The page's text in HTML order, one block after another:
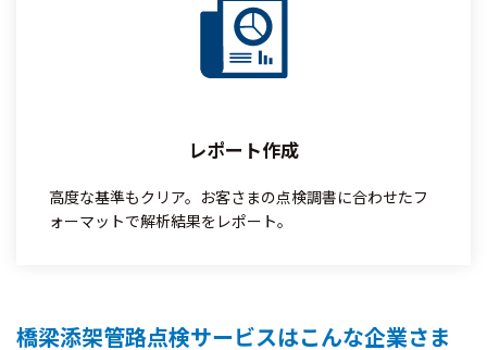
レポート作成
高度な基準もクリア。お客さまの点検調書に合わせたフ
ォーマットで解析結果をレポート。
橋梁添架管路点検サービスはこんな企業さま